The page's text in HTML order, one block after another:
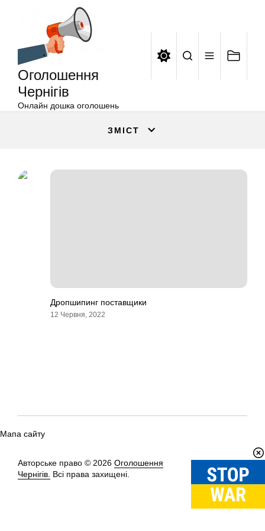
Оголошення
Чернігів
Онлайн дошка оголошень
ЗМІСТ
Дропшипинг поставщики
12 Червня, 2022
Мапа сайту
Авторське право © 2026 Оголошення
Чернігів. Всі права захищені.
Вгору↑